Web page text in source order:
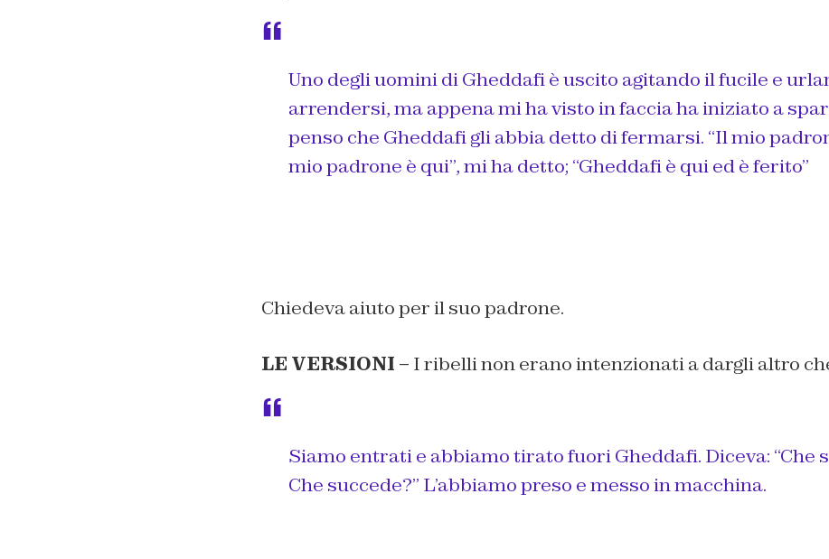
Uno degli uomini di Gheddafi è uscito agitando il fucile e
arrendersi, ma appena mi ha visto in faccia ha iniziato a
penso che Gheddafi gli abbia detto di fermarsi. “Il mio
mio padrone è qui”, mi ha detto; “Gheddafi è qui ed è ferito”
Chiedeva aiuto per il suo padrone.
LE VERSIONI – I ribelli non erano intenzionati a dargli altro
Siamo entrati e abbiamo tirato fuori Gheddafi. Diceva: “Che
Che succede?” L’abbiamo preso e messo in macchina.